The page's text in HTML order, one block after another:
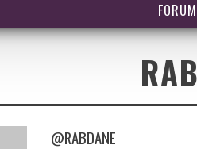
FORUM
@RABDANE